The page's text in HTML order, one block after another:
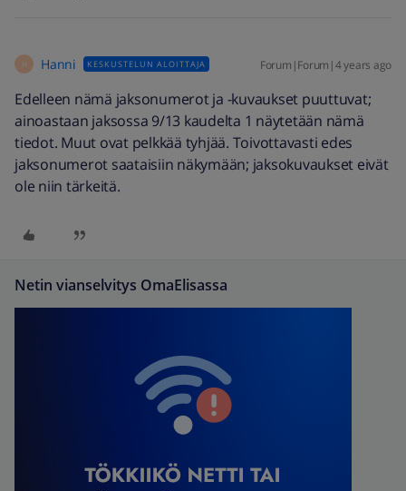
H Hanni KESKUSTELUN ALOITTAJA Forum|Forum|4 years ago
Edelleen nämä jaksonumerot ja -kuvaukset puuttuvat;
ainoastaan jaksossa 9/13 kaudelta 1 näytetään nämä
tiedot. Muut ovat pelkkää tyhjää. Toivottavasti edes
jaksonumerot saataisiin näkymään; jaksokuvaukset eivät
ole niin tärkeitä.
Netin vianselvitys OmaElisassa